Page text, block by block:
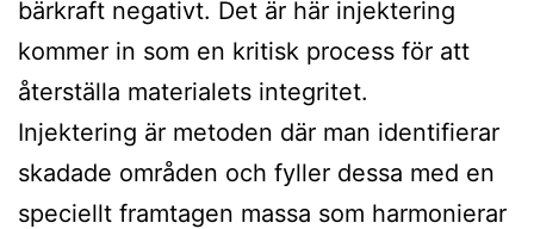
bärkraft negativt. Det är här injektering
kommer in som en kritisk process för att
återställa materialets integritet.
Injektering är metoden där man identifierar
skadade områden och fyller dessa med en
speciellt framtagen massa som harmonierar